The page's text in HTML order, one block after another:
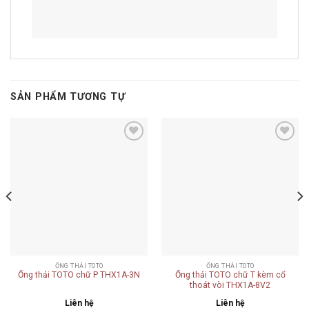
SẢN PHẨM TƯƠNG TỰ
ỐNG THẢI TOTO
Ống thải TOTO chữ P THX1A-3N
Liên hệ
ỐNG THẢI TOTO
Ống thải TOTO chữ T kèm cổ
thoát vòi THX1A-8V2
Liên hệ